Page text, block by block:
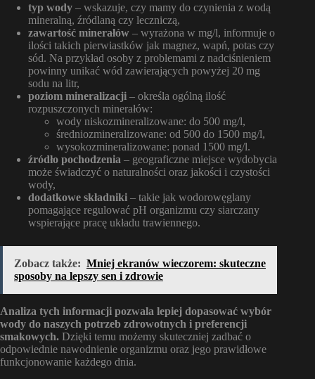
typ wody – wskazuje, czy mamy do czynienia z wodą
mineralną, źródlaną czy leczniczą,
zawartość minerałów – wyrażona w mg/l, informuje o
ilości takich pierwiastków jak magnez, wapń, potas czy
sód. Na przykład osoby z problemami z nadciśnieniem
powinny unikać wód zawierających powyżej 20 mg
sodu na litr,
poziom mineralizacji – określa ogólną ilość
rozpuszczonych minerałów:
wody niskozmineralizowane: do 500 mg/l,
średniozmineralizowane: od 500 do 1500 mg/l,
wysokozmineralizowane: ponad 1500 mg/l.
źródło pochodzenia – geograficzne miejsce wydobycia
może świadczyć o naturalności oraz jakości i czystości
wody,
dodatkowe składniki – takie jak wodorowęglany
pomagające regulować pH organizmu czy siarczany
wspierające pracę układu trawiennego.
Zobacz także: Mniej ekranów wieczorem: skuteczne
sposoby na lepszy sen i zdrowie
Analiza tych informacji pozwala lepiej dopasować wybór
wody do naszych potrzeb zdrowotnych i preferencji
smakowych. Dzięki temu możemy skuteczniej zadbać o
odpowiednie nawodnienie organizmu oraz jego prawidłowe
funkcjonowanie każdego dnia.